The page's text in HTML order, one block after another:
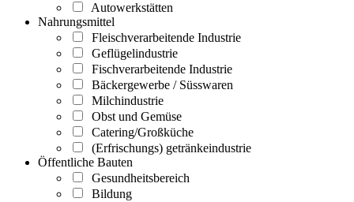
Autowerkstätten
Nahrungsmittel
Fleischverarbeitende Industrie
Geflügelindustrie
Fischverarbeitende Industrie
Bäckergewerbe / Süsswaren
Milchindustrie
Obst und Gemüse
Catering/Großküche
(Erfrischungs) getränkeindustrie
Öffentliche Bauten
Gesundheitsbereich
Bildung